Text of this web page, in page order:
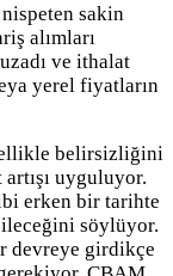
sakin
alımları
ve ithalat
yerel fiyatların
belirsizliğini
uyguluyor.
erken bir tarihte
söylüyor.
devreye girdikçe